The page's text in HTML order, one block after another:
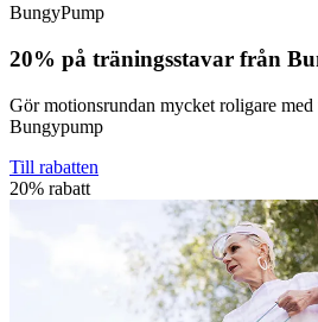
BungyPump
20% på träningsstavar från
Gör motionsrundan mycket roligare med
Bungypump
Till rabatten
20% rabatt